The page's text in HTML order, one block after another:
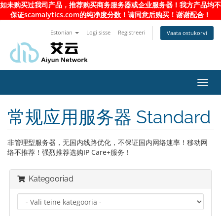
如未购买过我司产品，推荐购买商务服务器或企业服务器！我方产品均不
保证scamalytics.com的纯净度分数！请同意后购买！谢谢配合！
Estonian Logi sisse Registreeri Vaata ostukorvi
常规应用服务器 Standard
非管理型服务器，无国内线路优化，不保证国内网络速率！移动网
络不推荐！强烈推荐选购IP Care+服务！
Kategooriad